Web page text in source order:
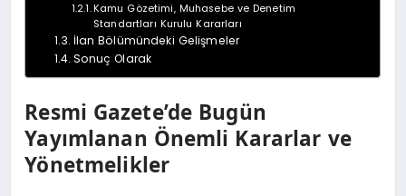
Kamu Gözetimi, Muhasebe ve Denetim
Standartları Kurulu Kararları
İlan Bölümündeki Gelişmeler
Sonuç Olarak
Resmi Gazete’de Bugün
Yayımlanan Önemli Kararlar ve
Yönetmelikler